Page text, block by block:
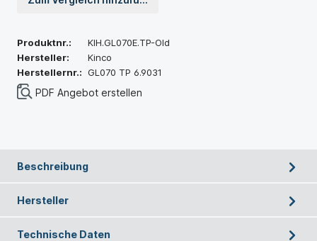
Produktnr.:
KIH.GL070E.TP-Old
Hersteller:
Kinco
Herstellernr.: GL070 TP 6.9031
PDF Angebot erstellen
Beschreibung
Hersteller
Technische Daten